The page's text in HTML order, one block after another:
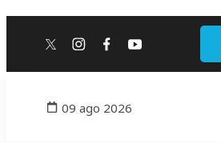
twitterinstagram
facebook
youtube
09 ago 2026